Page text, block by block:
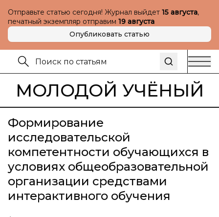
Отправьте статью сегодня! Журнал выйдет 15 августа,
печатный экземпляр отправим 19 августа
Опубликовать статью
МОЛОДОЙ УЧЁНЫЙ
Формирование
исследовательской
компетентности обучающихся в
условиях общеобразовательной
организации средствами
интерактивного обучения